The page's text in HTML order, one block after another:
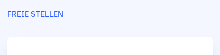
FREIE STELLEN